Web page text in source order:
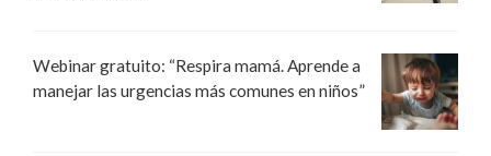
Webinar gratuito: “Respira mamá. Aprende a
manejar las urgencias más comunes en niños”